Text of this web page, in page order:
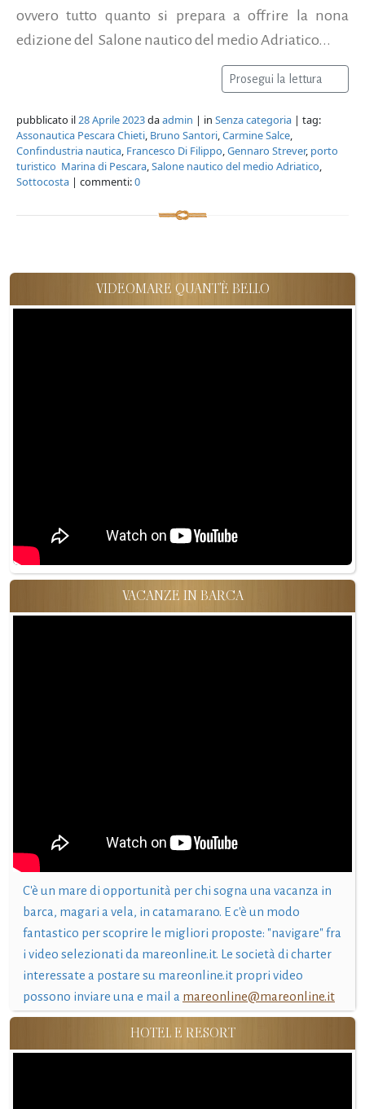
ovvero tutto quanto si prepara a offrire la nona
edizione del Salone nautico del medio Adriatico...
Prosegui la lettura
pubblicato il28 Aprile 2023daadmin | in Senza categoria | tag:
Assonautica Pescara Chieti, Bruno Santori,Carmine Salce,
Confindustria nautica, Francesco Di Filippo,Gennaro Strever, porto
turistico Marina di Pescara,Salone nautico del medio Adriatico,
Sottocosta | commenti:0
VIDEOMARE QUANT'È BELLO
VACANZE IN BARCA
C'è un mare di opportunità per chi sogna una vacanza in
barca, magari a vela, in catamarano. E c'è un modo
fantastico per scoprire le migliori proposte: "navigare" fra
i video selezionati da mareonline.it. Le società di charter
interessate a postare su mareonline.it propri video
possono inviare una e mail a mareonline@mareonline.it
HOTEL E RESORT